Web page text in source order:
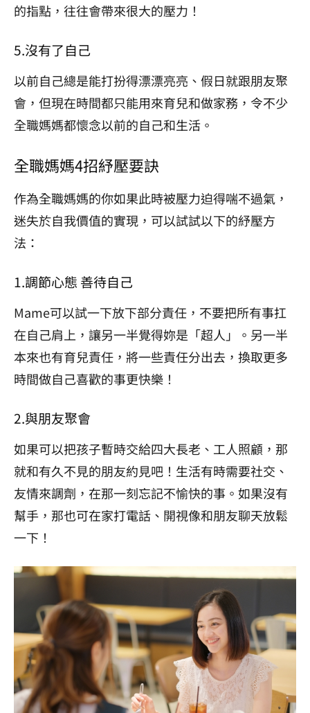
的指點，往往會帶來很大的壓力！
5.沒有了自己
以前自己總是能打扮得漂漂亮亮、假日就跟朋友聚
會，但現在時間都只能用來育兒和做家務，令不少
全職媽媽都懷念以前的自己和生活。
全職媽媽4招紓壓要訣
作為全職媽媽的你如果此時被壓力迫得喘不過氣，
迷失於自我價值的實現，可以試試以下的紓壓方
法：
1.調節心態 善待自己
Mame可以試一下放下部分責任，不要把所有事扛
在自己肩上，讓另一半覺得妳是「超人」。另一半
本來也有育兒責任，將一些責任分出去，換取更多
時間做自己喜歡的事更快樂！
2.與朋友聚會
如果可以把孩子暫時交給四大長老、工人照顧，那
就和有久不見的朋友約見吧！生活有時需要社交、
友情來調劑，在那一刻忘記不愉快的事。如果沒有
幫手，那也可在家打電話、開視像和朋友聊天放鬆
一下！